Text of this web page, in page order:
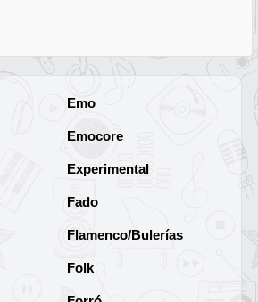
Emo
Emocore
Experimental
Fado
Flamenco/Bulerías
Folk